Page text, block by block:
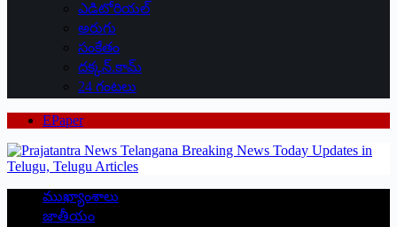
ఎడిటోరియల్
అరుగు
సంకేతం
దక్కన్.కామ్
24 గంటలు
EPaper
ముఖ్యాంశాలు
జాతీయం